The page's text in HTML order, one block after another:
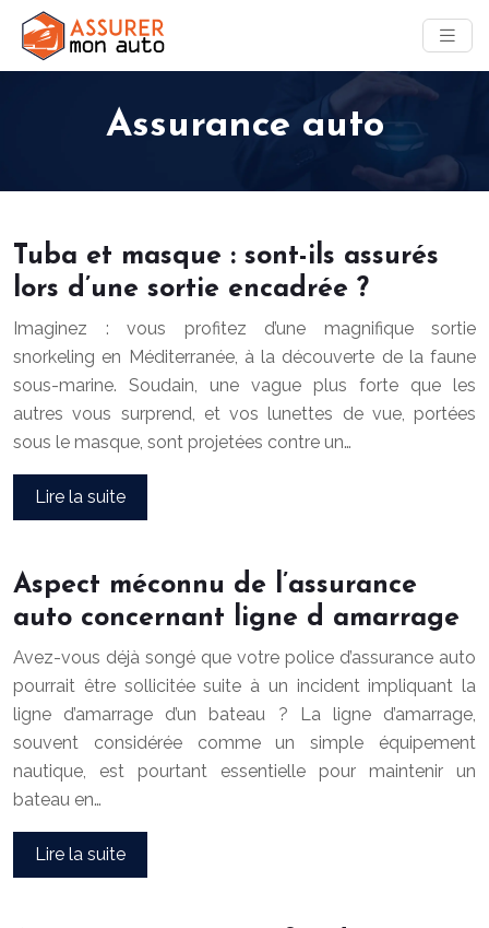
Assurance auto
Tuba et masque : sont-ils assurés
lors d’une sortie encadrée ?
Imaginez : vous profitez d’une magnifique sortie
snorkeling en Méditerranée, à la découverte de la faune
sous-marine. Soudain, une vague plus forte que les
autres vous surprend, et vos lunettes de vue, portées
sous le masque, sont projetées contre un…
Lire la suite
Aspect méconnu de l’assurance
auto concernant ligne d amarrage
Avez-vous déjà songé que votre police d’assurance auto
pourrait être sollicitée suite à un incident impliquant la
ligne d’amarrage d’un bateau ? La ligne d’amarrage,
souvent considérée comme un simple équipement
nautique, est pourtant essentielle pour maintenir un
bateau en…
Lire la suite